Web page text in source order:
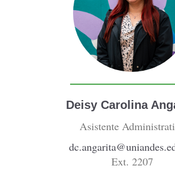
Deisy Carolina
Asistente
Ext. 2207